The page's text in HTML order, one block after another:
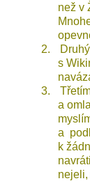
než v
2.
s
3.
a
a
k